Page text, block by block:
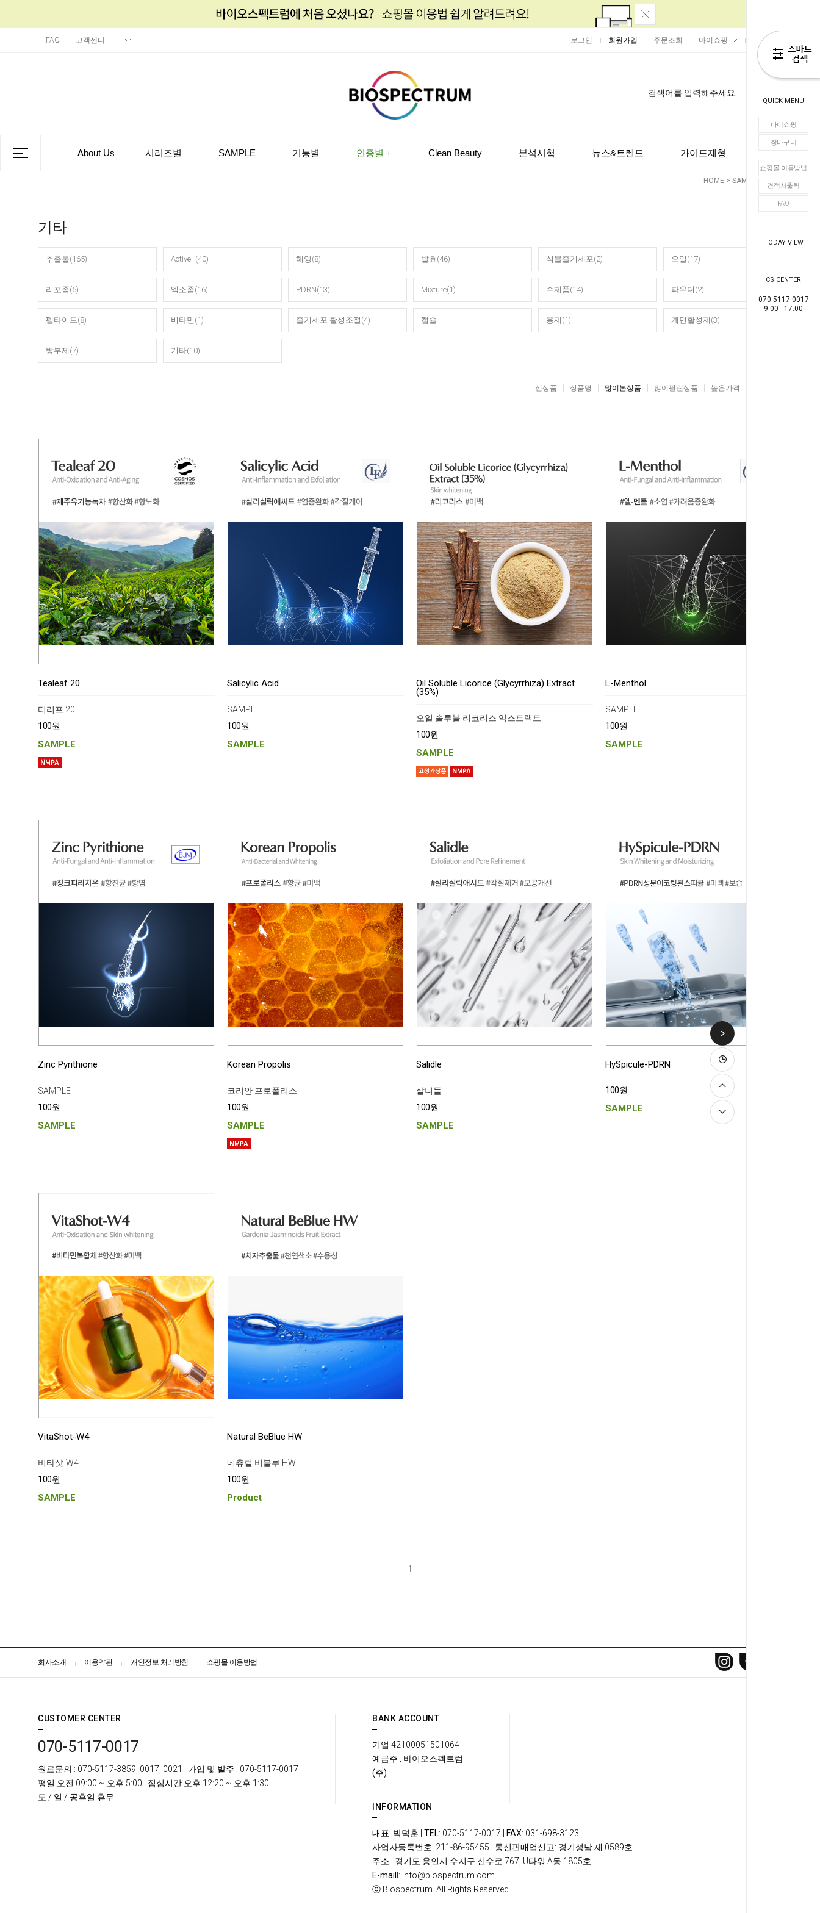
QUICK MENU
마이쇼핑
장바구니
쇼핑몰 이용방법
견적서출력
FAQ
TODAY VIEW
CS CENTER
070-5117-0017
9:00 - 17:00
FAQ 고객센터 로그인 회원가입 주문조회 마이쇼핑 장바구니
About Us 시리즈별 SAMPLE 기능별 인증별 + Clean Beauty 분석시험 뉴스&트렌드 가이드제형
HOME > SAMPLE
기타
추출물(165) Active+(40) 해양(8) 발효(46) 식물줄기세포(2) 오일(17)
리포좀(5) 엑소좀(16) PDRN(13) Mixture(1) 수제품(14) 파우더(2)
펩타이드(8) 비타민(1) 줄기세포 활성조절(4) 캡슐 용제(1) 계면활성제(3)
방부제(7) 기타(10)
신상품 상품명 많이본상품 많이팔린상품 높은가격
Tealeaf 20
티리프 20
100원
SAMPLE
Salicylic Acid
SAMPLE
100원
SAMPLE
Oil Soluble Licorice (Glycyrrhiza) Extract
(35%)
오일 솔루블 리코리스 익스트랙트
100원
SAMPLE
L-Menthol
SAMPLE
100원
SAMPLE
Zinc Pyrithione
SAMPLE
100원
SAMPLE
Korean Propolis
코리안 프로폴리스
100원
SAMPLE
Salidle
살니들
100원
SAMPLE
HySpicule-PDRN
100원
SAMPLE
VitaShot-W4
비타샷-W4
100원
SAMPLE
Natural BeBlue HW
네츄럴 비블루 HW
100원
Product
1
회사소개 이용약관 개인정보 처리방침 쇼핑몰 이용방법
CUSTOMER CENTER
070-5117-0017
원료문의 : 070-5117-3859, 0017, 0021 | 가입 및 발주 : 070-5117-0017
평일 오전 09:00 ~ 오후 5:00 | 점심시간 오후 12:20 ~ 오후 1:30
토 / 일 / 공휴일 휴무
BANK ACCOUNT
기업 42100051501064
예금주 : 바이오스펙트럼
(주)
INFORMATION
대표: 박덕훈 TEL: 070-5117-0017 | FAX: 031-698-3123
사업자등록번호: 211-86-95455 | 통신판매업신고: 경기성남 제 0589호
주소 : 경기도 용인시 수지구 신수로 767, U타워 A동 1805호
E-mail l: info@biospectrum.com
ⓒ Biospectrum. All Rights Reserved.